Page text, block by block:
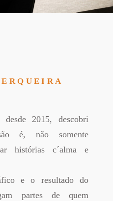
desde 2015, descobri
é, não somente
histórias c´alma e
e o resultado do
partes de quem